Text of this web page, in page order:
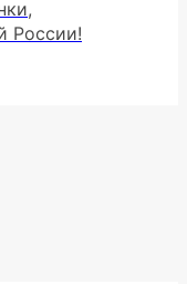
России!